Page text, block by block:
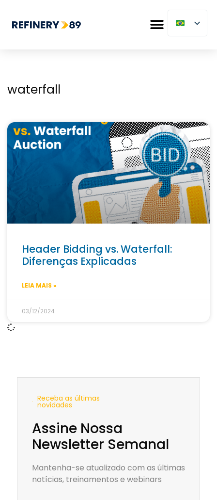
waterfall
Header Bidding vs. Waterfall:
Diferenças Explicadas
LEIA MAIS »
03/12/2024
Receba as últimas
novidades
Assine Nossa
Newsletter Semanal
Mantenha-se atualizado com as últimas
notícias, treinamentos e webinars